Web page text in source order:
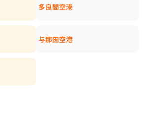
多良間空港
与那国空港